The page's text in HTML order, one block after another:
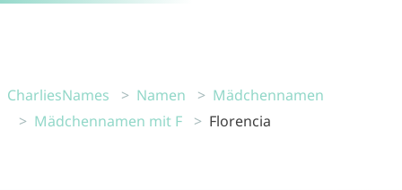
CharliesNames Namen
Mädchennamen
Mädchennamen mit F
Florencia